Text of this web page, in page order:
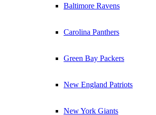
Baltimore Ravens
Carolina Panthers
Green Bay Packers
New England Patriots
New York Giants